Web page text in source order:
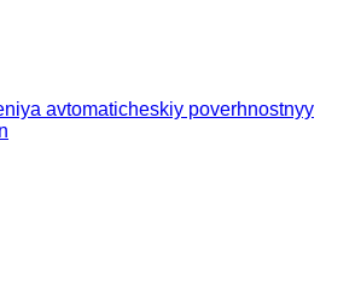
avtomaticheskiy poverhnostnyy